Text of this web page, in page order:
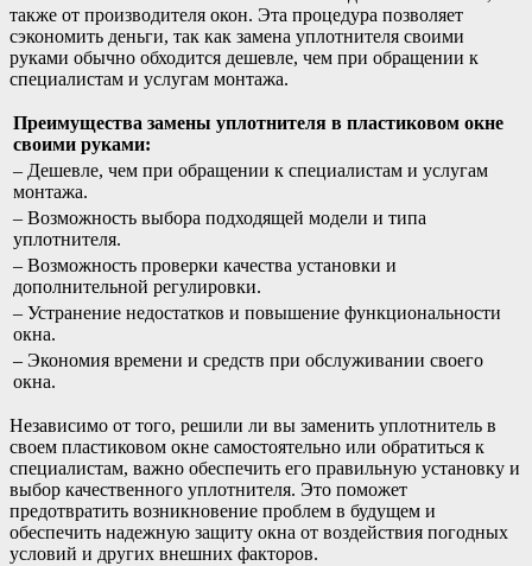
также от производителя окон. Эта процедура позволяет
сэкономить деньги, так как замена уплотнителя своими
руками обычно обходится дешевле, чем при обращении к
специалистам и услугам монтажа.
Преимущества замены уплотнителя в пластиковом окне
своими руками:
– Дешевле, чем при обращении к специалистам и услугам
монтажа.
– Возможность выбора подходящей модели и типа
уплотнителя.
– Возможность проверки качества установки и
дополнительной регулировки.
– Устранение недостатков и повышение функциональности
окна.
– Экономия времени и средств при обслуживании своего
окна.
Независимо от того, решили ли вы заменить уплотнитель в
своем пластиковом окне самостоятельно или обратиться к
специалистам, важно обеспечить его правильную установку и
выбор качественного уплотнителя. Это поможет
предотвратить возникновение проблем в будущем и
обеспечить надежную защиту окна от воздействия погодных
условий и других внешних факторов.